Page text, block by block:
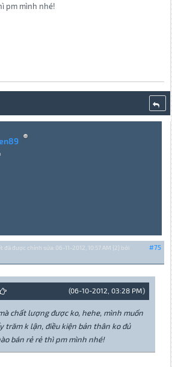
pm mình nhé!
#75
đã được chỉnh sửa: 06-11-2012, 10:57 AM {2} bởi
(06-10-2012, 03:28 PM)
chất lượng được ko, hehe, mình muốn
trăm k lận, điều kiện bản thân ko đủ
bán rẻ rẻ thì pm mình nhé!